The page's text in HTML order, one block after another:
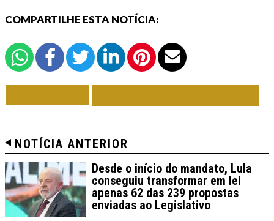
COMPARTILHE ESTA NOTÍCIA:
NOTÍCIA ANTERIOR
Desde o início do mandato, Lula
conseguiu transformar em lei
apenas 62 das 239 propostas
enviadas ao Legislativo